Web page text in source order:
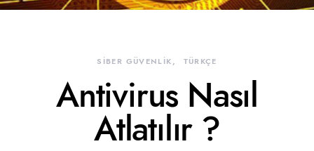
SİBER GÜVENLİK TÜRKÇE
Antivirus Nasıl
Atlatılır ?